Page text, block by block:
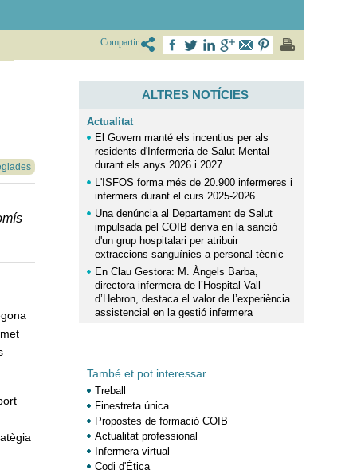
Compartir
ALTRES NOTÍCIES
Actualitat
El Govern manté els incentius per als
residents d'Infermeria de Salut Mental
durant els anys 2026 i 2027
L'ISFOS forma més de 20.900 infermeres i
infermers durant el curs 2025-2026
Una denúncia al Departament de Salut
impulsada pel COIB deriva en la sanció
d'un grup hospitalari per atribuir
extraccions sanguínies a personal tècnic
En Clau Gestora: M. Àngels Barba,
directora infermera de l’Hospital Vall
d’Hebron, destaca el valor de l’experiència
assistencial en la gestió infermera
També et pot interessar ...
Treball
Finestreta única
Propostes de formació COIB
Actualitat professional
Infermera virtual
Codi d'Ètica